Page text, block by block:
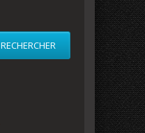
RECHERCHER